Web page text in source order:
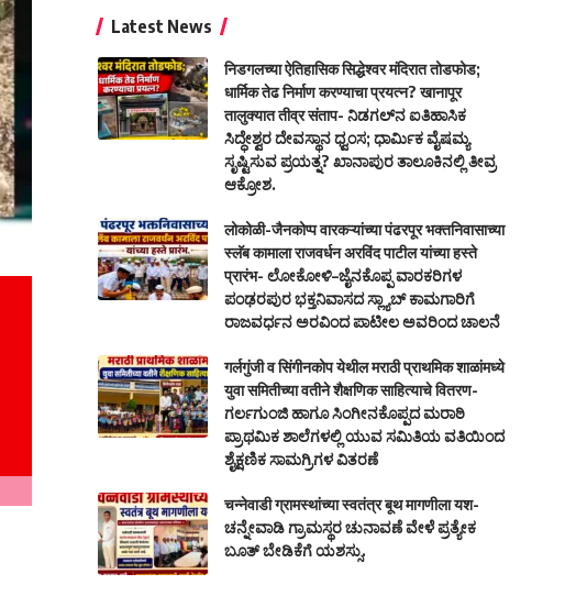
Latest News
निडगलच्या ऐतिहासिक सिद्धेश्वर मंदिरात तोडफोड;
धार्मिक तेढ निर्माण करण्याचा प्रयत्न? खानापूर
तालुक्यात तीव्र संताप- ನಿಡಗಲ್‌ನ ಐತಿಹಾಸಿಕ
ಸಿದ್ಧೇಶ್ವರ ದೇವಸ್ಥಾನ ಧ್ವಂಸ; ಧಾರ್ಮಿಕ ವೈಷಮ್ಯ
ಸೃಷ್ಟಿಸುವ ಪ್ರಯತ್ನ? ಖಾನಾಪುರ ತಾಲೂಕಿನಲ್ಲಿ ತೀವ್ರ
ಆಕ್ರೋಶ.
लोकोळी-जैनकोप्प वारकऱ्यांच्या पंढरपूर भक्तनिवासाच्या
स्लॅब कामाला राजवर्धन अरविंद पाटील यांच्या हस्ते
प्रारंभ- ಲೋಕೋಳಿ–ಜೈನಕೊಪ್ಪ ವಾರಕರಿಗಳ
ಪಂಢರಪುರ ಭಕ್ತನಿವಾಸದ ಸ್ಲ್ಯಾಬ್ ಕಾಮಗಾರಿಗೆ
ರಾಜವರ್ಧನ ಅರವಿಂದ ಪಾಟೀಲ ಅವರಿಂದ ಚಾಲನೆ
गर्लगुंजी व सिंगीनकोप येथील मराठी प्राथमिक शाळांमध्ये
युवा समितीच्या वतीने शैक्षणिक साहित्याचे वितरण-
ಗರ್ಲಗುಂಜಿ ಹಾಗೂ ಸಿಂಗೀನಕೊಪ್ಪದ ಮರಾಠಿ
ಪ್ರಾಥಮಿಕ ಶಾಲೆಗಳಲ್ಲಿ ಯುವ ಸಮಿತಿಯ ವತಿಯಿಂದ
ಶೈಕ್ಷಣಿಕ ಸಾಮಗ್ರಿಗಳ ವಿತರಣೆ
चन्नेवाडी ग्रामस्थांच्या स्वतंत्र बूथ मागणीला यश-
ಚನ್ನೇವಾಡಿ ಗ್ರಾಮಸ್ಥರ ಚುನಾವಣೆ ವೇಳೆ ಪ್ರತ್ಯೇಕ
ಬೂತ್‌ ಬೇಡಿಕೆಗೆ ಯಶಸ್ಸು.